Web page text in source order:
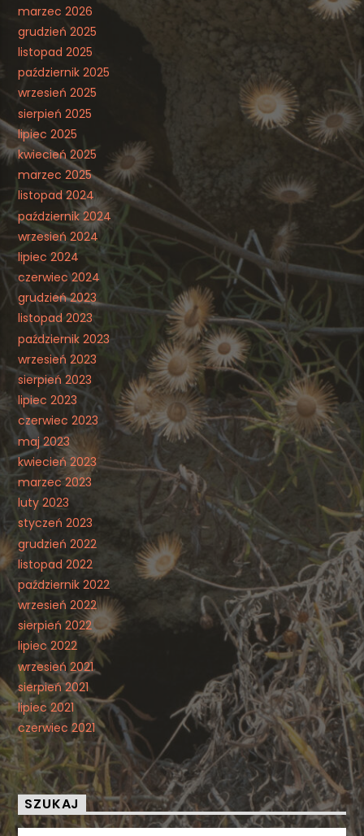
marzec 2026
grudzień 2025
listopad 2025
październik 2025
wrzesień 2025
sierpień 2025
lipiec 2025
kwiecień 2025
marzec 2025
listopad 2024
październik 2024
wrzesień 2024
lipiec 2024
czerwiec 2024
grudzień 2023
listopad 2023
październik 2023
wrzesień 2023
sierpień 2023
lipiec 2023
czerwiec 2023
maj 2023
kwiecień 2023
marzec 2023
luty 2023
styczeń 2023
grudzień 2022
listopad 2022
październik 2022
wrzesień 2022
sierpień 2022
lipiec 2022
wrzesień 2021
sierpień 2021
lipiec 2021
czerwiec 2021
SZUKAJ